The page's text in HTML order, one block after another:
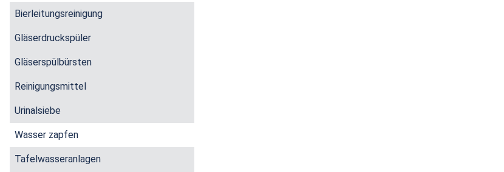
Bierleitungsreinigung
Gläserdruckspüler
Gläserspülbürsten
Reinigungsmittel
Urinalsiebe
Wasser zapfen
Tafelwasseranlagen